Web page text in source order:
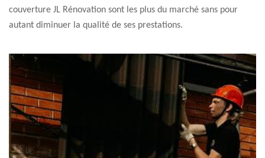
couverture JL Rénovation sont les plus du marché sans pour
autant diminuer la qualité de ses prestations.